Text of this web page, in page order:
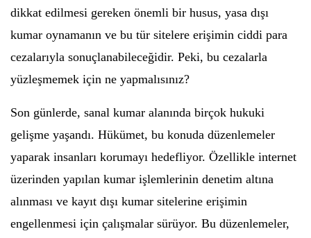
dikkat edilmesi gereken önemli bir husus, yasa dışı
kumar oynamanın ve bu tür sitelere erişimin ciddi para
cezalarıyla sonuçlanabileceğidir. Peki, bu cezalarla
yüzleşmemek için ne yapmalısınız?
Son günlerde, sanal kumar alanında birçok hukuki
gelişme yaşandı. Hükümet, bu konuda düzenlemeler
yaparak insanları korumayı hedefliyor. Özellikle internet
üzerinden yapılan kumar işlemlerinin denetim altına
alınması ve kayıt dışı kumar sitelerine erişimin
engellenmesi için çalışmalar sürüyor. Bu düzenlemeler,